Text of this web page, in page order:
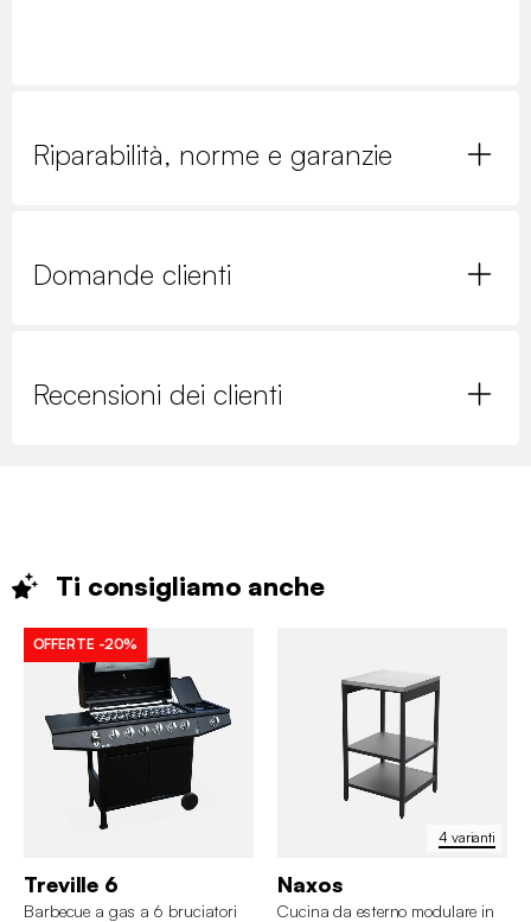
Riparabilità, norme e garanzie
Domande clienti
Recensioni dei clienti
Ti consigliamo anche
OFFERTE -20%
Treville 6
Barbecue a gas a 6 bruciatori
4 varianti
Naxos
Cucina da esterno modulare in